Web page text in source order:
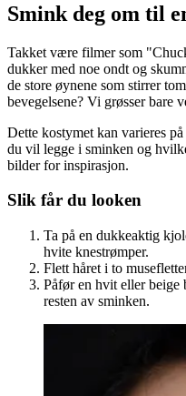
Smink deg om til
Takket være filmer som
dukker med noe ondt og
de store øynene som stirrer
bevegelsene? Vi grøsser bare
Dette kostymet kan varieres
du vil legge i sminken og
bilder for inspirasjon.
Slik får du looken
Ta på en dukkeaktig
hvite knestrømper.
Flett håret i to
Påfør en hvit eller beige
resten av sminken.